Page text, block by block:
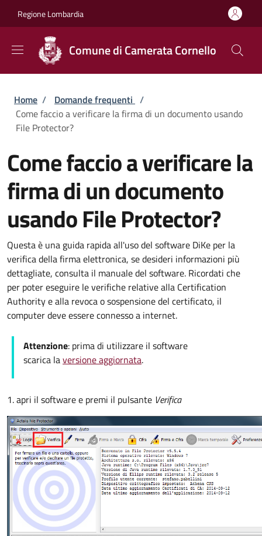
Regione Lombardia
Comune di Camerata Cornello
Briciole di pane
Home / Domande frequenti /
Come faccio a verificare la firma di un documento usando
File Protector?
Come faccio a verificare la
firma di un documento
usando File Protector?
Questa è una guida rapida all'uso del software DiKe per la
verifica della firma elettronica, se desideri informazioni più
dettagliate, consulta il manuale del software. Ricordati che
per poter eseguire le verifiche relative alla Certification
Authority e alla revoca o sospensione del certificato, il
computer deve essere connesso a internet.
Attenzione: prima di utilizzare il software
scarica laversione aggiornata.
1. apri il software e premi il pulsante Verifica